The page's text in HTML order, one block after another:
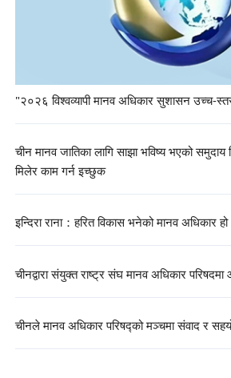
"२०२६ विश्वव्यापी मानव अधिकार सुशासन उच्च-
चीन मानव जातिका लागि साझा भविष्य भएको समुदाय
मिलेर काम गर्न इच्छुक
इन्दिरा राना：हरित विकास भनेको मानव अधिकार हो
चीनद्वारा संयुक्त राष्ट्र संघ मानव अधिकार परिषदमा
चीनले मानव अधिकार परिषद्को मञ्चमा संवाद र